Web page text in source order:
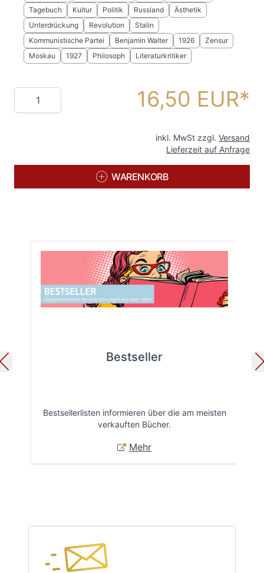
Tagebuch Kultur Politik Russland
Ästhetik
Unterdrückung
Revolution
Stalin
Kommunistische Partei
Benjamin Walter 1926
Zensur
Moskau
1927 Philosoph Literaturkritiker
Menge 16,50 EUR
inkl. MwSt zzgl. Versand
Lieferzeit auf Anfrage
WARENKORB
Bestseller
Bestsellerlisten informieren über die am meisten
verkauften Bücher.
Mehr